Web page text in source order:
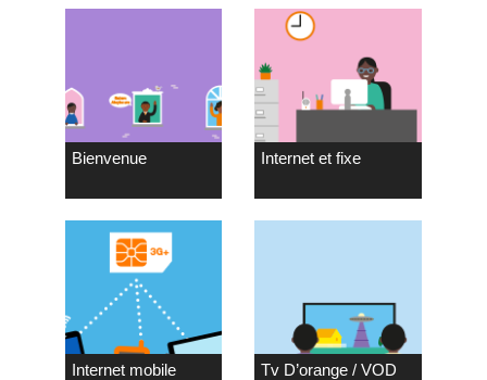
Bienvenue Internet et fixe
Internet mobile Tv D’orange / VOD